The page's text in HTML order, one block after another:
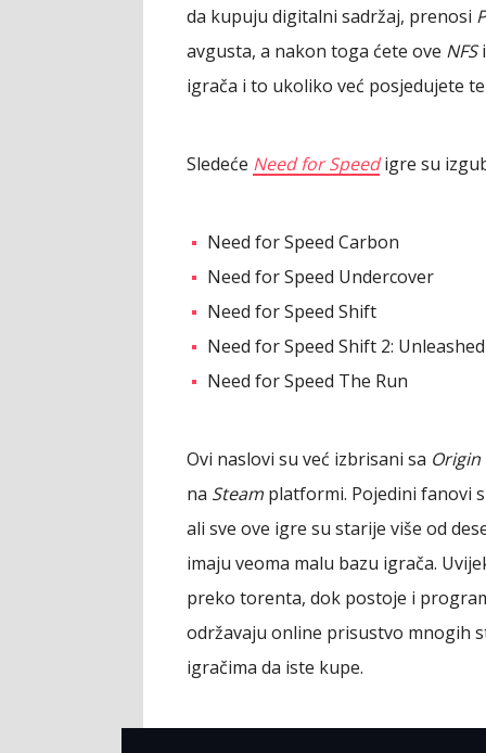
da kupuju digitalni sadržaj, prenosi
avgusta, a nakon toga ćete ove NFS
igrača i to ukoliko već posjedujete
Sledeće Need for Speedigre su
Need for Speed Carbon
Need for Speed Undercover
Need for Speed Shift
Need for Speed Shift 2: Unleashed
Need for Speed The Run
Ovi naslovi su već izbrisani sa Origin
na Steam platformi. Pojedini fanovi
ali sve ove igre su starije više od
imaju veoma malu bazu igrača.
preko torenta, dok postoje i
održavaju online prisustvo mnogih
igračima da iste kupe.